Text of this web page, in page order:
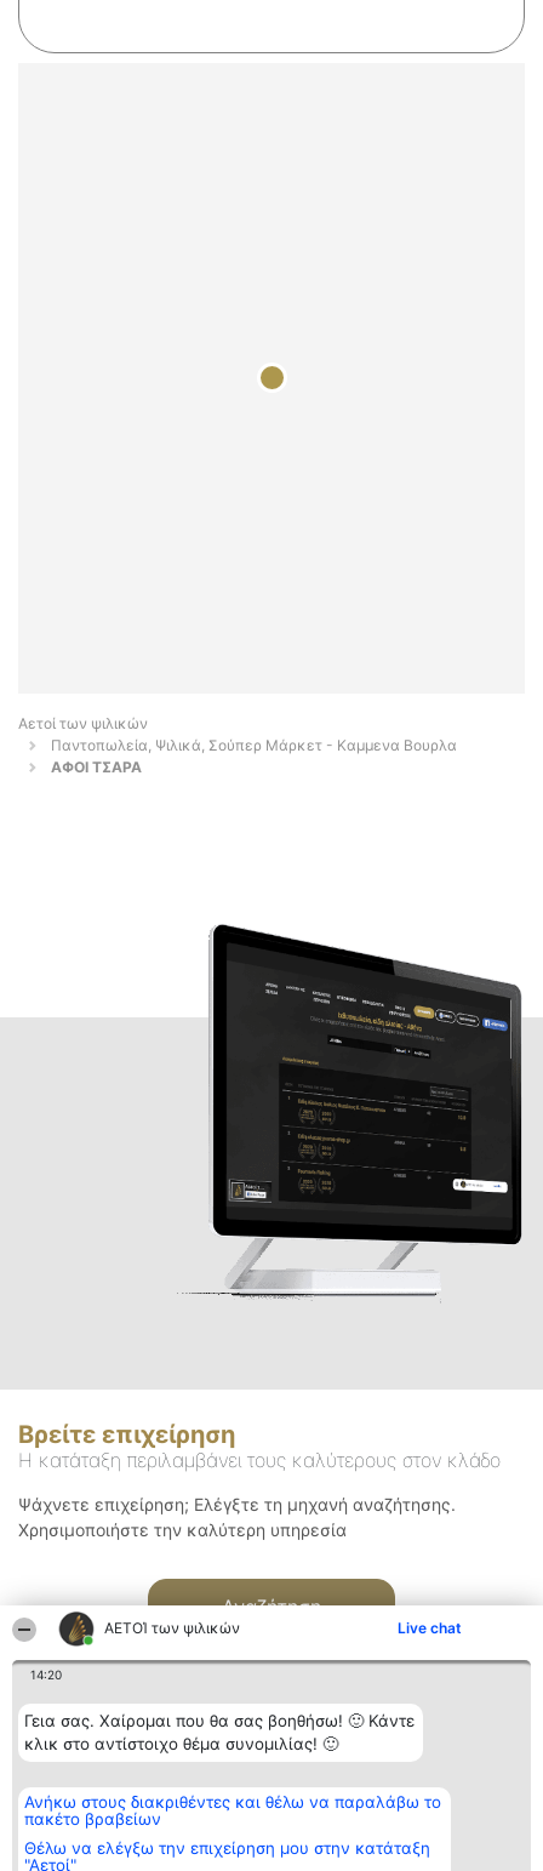
ΑΕΤΟΊ των ψιλικών Live chat
14:20
Γεια σας. Χαίρομαι που θα σας βοηθήσω! 🙂 Κάντε
κλικ στο αντίστοιχο θέμα συνομιλίας! 🙂
Ανήκω στους διακριθέντες και θέλω να παραλάβω το
πακέτο βραβείων
Θέλω να ελέγξω την επιχείρηση μου στην κατάταξη
"Αετοί"
Αετοί των ψιλικών
Παντοπωλεία, Ψιλικά, Σούπερ Μάρκετ - Καμμενα Βουρλα
ΑΦΟΙ ΤΣΑΡΑ
Βρείτε επιχείρηση
Η κατάταξη περιλαμβάνει τους καλύτερους στον κλάδο
Ψάχνετε επιχείρηση; Ελέγξτε τη μηχανή αναζήτησης.
Χρησιμοποιήστε την καλύτερη υπηρεσία
Αναζήτηση
Διοργανωτής της
κατάταξης
BEAUTIFUL COMPANY
ΤΗΛ. ΕΠΙΚΟΙΝΩΝΙΑΣ:
Κατάταξη
Διακριθέντες
των
διακριθέντων
Επικοινωνία
Επικοινωνία